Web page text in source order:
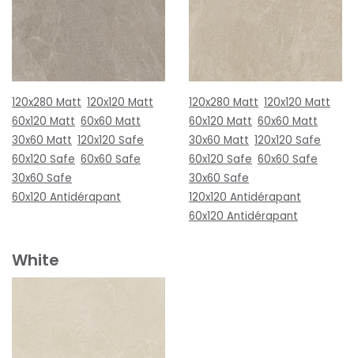
120x280 Matt 120x120 Matt
60x120 Matt 60x60 Matt
30x60 Matt 120x120 Safe
60x120 Safe 60x60 Safe
30x60 Safe
60x120 Antidérapant
120x280 Matt 120x120 Matt
60x120 Matt 60x60 Matt
30x60 Matt 120x120 Safe
60x120 Safe 60x60 Safe
30x60 Safe
120x120 Antidérapant
60x120 Antidérapant
White